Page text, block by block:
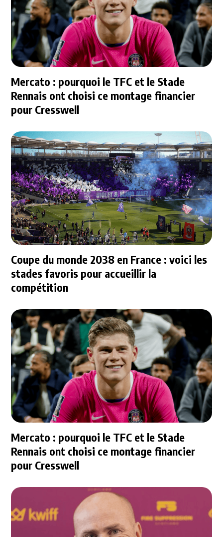
Mercato : pourquoi le TFC et le Stade
Rennais ont choisi ce montage financier
pour Cresswell
Coupe du monde 2038 en France : voici les
stades favoris pour accueillir la
compétition
Mercato : pourquoi le TFC et le Stade
Rennais ont choisi ce montage financier
pour Cresswell